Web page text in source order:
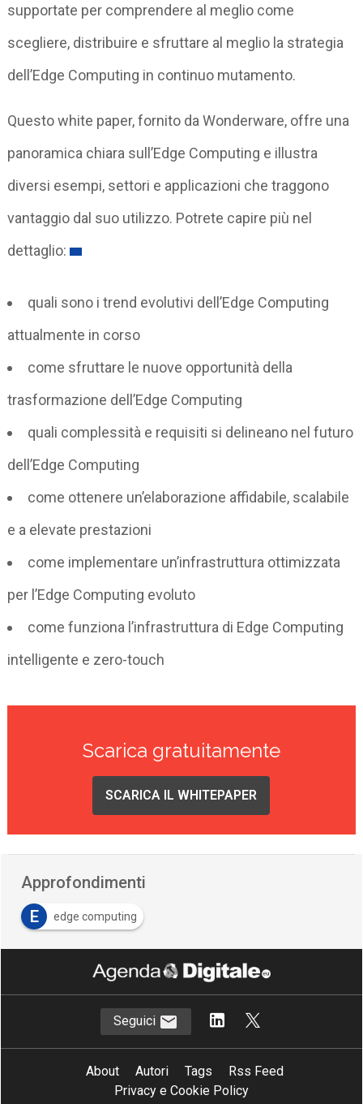
supportate per comprendere al meglio come
scegliere, distribuire e sfruttare al meglio la strategia
dell’Edge Computing in continuo mutamento.
Questo white paper, fornito da Wonderware, offre una
panoramica chiara sull’Edge Computing e illustra
diversi esempi, settori e applicazioni che traggono
vantaggio dal suo utilizzo. Potrete capire più nel
dettaglio:
quali sono i trend evolutivi dell’Edge Computing
attualmente in corso
come sfruttare le nuove opportunità della
trasformazione dell’Edge Computing
quali complessità e requisiti si delineano nel futuro
dell’Edge Computing
come ottenere un’elaborazione affidabile, scalabile
e a elevate prestazioni
come implementare un’infrastruttura ottimizzata
per l’Edge Computing evoluto
come funziona l’infrastruttura di Edge Computing
intelligente e zero-touch
Scarica gratuitamente
SCARICA IL WHITEPAPER
Approfondimenti
E
edge computing
Seguici
About Autori Tags
Rss Feed
Privacy e Cookie Policy